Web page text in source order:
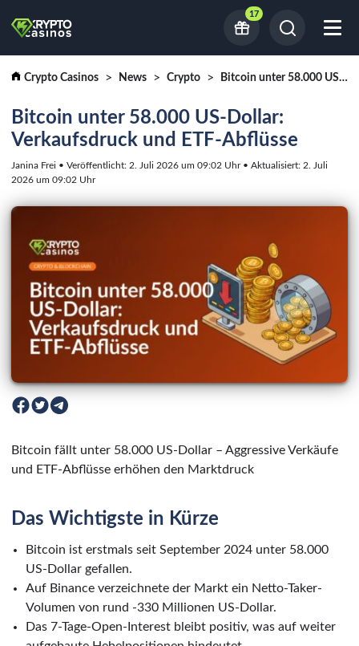
17
Crypto Casinos News Crypto Bitcoin unter 58.000 US-Dollar: Verkaufsdruck und ETF-Abflüsse
Bitcoin unter 58.000 US-Dollar:
Verkaufsdruck und ETF-Abflüsse
Janina Frei • Veröffentlicht: 2. Juli 2026 um 09:02 Uhr • Aktualisiert: 2. Juli
2026 um 09:02 Uhr
Bitcoin fällt unter 58.000 US-Dollar – Aggressive Verkäufe
und ETF-Abflüsse erhöhen den Marktdruck
Das Wichtigste in Kürze
Bitcoin ist erstmals seit September 2024 unter 58.000
US-Dollar gefallen.
Auf Binance verzeichnete der Markt ein Netto-Taker-
Volumen von rund -330 Millionen US-Dollar.
Das 7-Tage-Open-Interest bleibt positiv, was auf weiter